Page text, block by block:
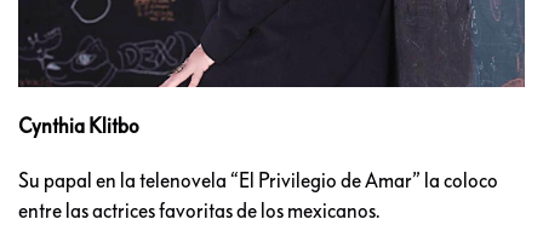
Cynthia Klitbo
Su papal en la telenovela “El Privilegio de Amar” la coloco
entre las actrices favoritas de los mexicanos.